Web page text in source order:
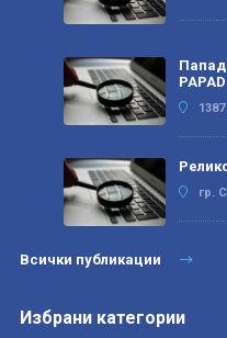
гр.
Всички публикации
Избрани категории